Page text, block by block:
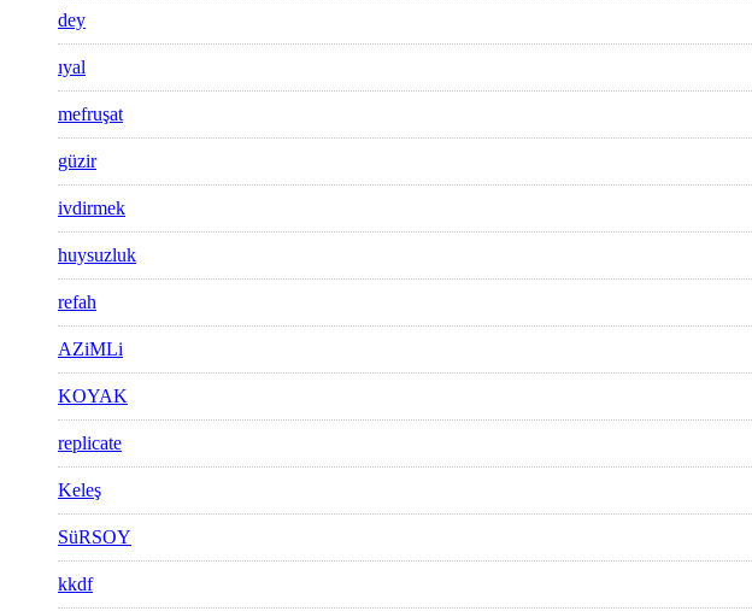
dey
ıyal
mefruşat
güzir
ivdirmek
huysuzluk
refah
AZiMLi
KOYAK
replicate
Keleş
SüRSOY
kkdf